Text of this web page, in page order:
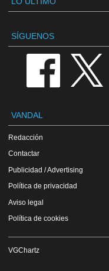
SÍGUENOS
VANDAL
Redacción
Contactar
Publicidad / Advertising
Política de privacidad
Aviso legal
Política de cookies
VGChartz